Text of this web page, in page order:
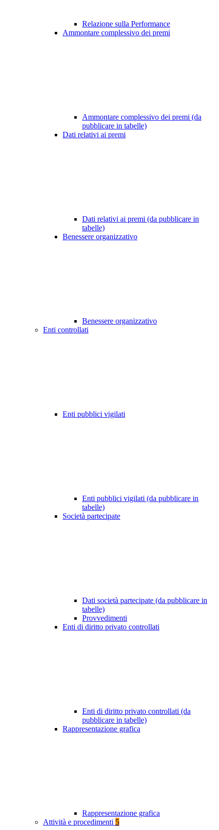
Relazione sulla Performance
Ammontare complessivo dei premi
Ammontare complessivo dei premi (da
pubblicare in tabelle)
Dati relativi ai premi
Dati relativi ai premi (da pubblicare in
tabelle)
Benessere organizzativo
Benessere organizzativo
Enti controllati
Enti pubblici vigilati
Enti pubblici vigilati (da pubblicare in
tabelle)
Società partecipate
Dati società partecipate (da pubblicare in
tabelle)
Provvedimenti
Enti di diritto privato controllati
Enti di diritto privato controllati (da
pubblicare in tabelle)
Rappresentazione grafica
Rappresentazione grafica
Attività e procedimenti 5